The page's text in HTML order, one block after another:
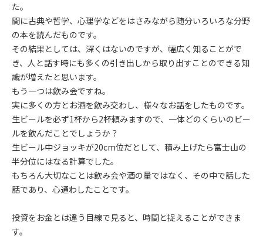
た。
間に古典や哲学、心理学などをはさみながら随分いろいろな分野
の本を読んだものです。
その結果としては、深くはないのですが、幅広く知ることがで
き、人と話す時にも多くの引き出しから取り出すことのできる知
識が増えたと思います。
もう一つは飲み会ですね。
実に多くの方とお酒を飲み交わし、様々なお話をしたものです。
生ビールを必ず1杯から2杯頼みますので、一体どのくらいのビー
ルを飲んだことでしょうか？
生ビール中ジョッキが20cm位だとして、積み上げたら富士山の
半分位にはなる計算でした。
もちろん大切なことは飲み会や酒の量ではなく、その中で話した
話であり、心通わしたことです。
投資をお金とは違う目線で見ると、時間と捉えることができま
す。